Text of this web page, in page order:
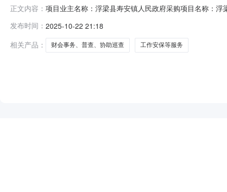
正文内容： 项目业主名称：浮梁县寿安镇人民政府采购项目名称：
{2011}534号）的标准计取服务内容：招标代理洽谈时间
发布时间： 2025-10-22 21:18
相关产品：
财会事务、普查、协助巡查 工作安保等服务